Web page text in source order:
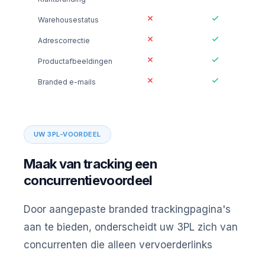
UW 3PL-VOORDEEL
Maak van tracking een
concurrentievoordeel
Door aangepaste branded trackingpagina's
aan te bieden, onderscheidt uw 3PL zich van
concurrenten die alleen vervoerderlinks
Warehousestatus
Adrescorrectie
Productafbeeldingen
Branded e-mails